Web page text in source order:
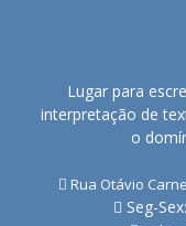
Lugar para
interpretação de
o
Rua Otávio
Seg-